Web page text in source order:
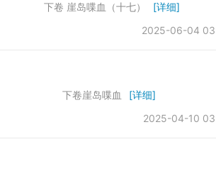
卷 崖岛喋血（十七）
[详细]
2025-06-04
下卷崖岛喋血
[详细]
2025-04-10